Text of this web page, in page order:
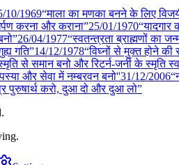
10/1969“माला का मणका बनने के लिए
करना और कराना”25/01/1970“यादगार
26/04/1977“स्वतन्‍त्रता ब्राह्मणों का
गति”14/12/1978“विघ्नों से मुक्त होने
से समान बनो और रिटर्न-जर्नी के स्मृति
और सेवा में नम्बरवन बनो''31/12/2006
पुरुषार्थ करो, दुआ दो और दुआ लो”